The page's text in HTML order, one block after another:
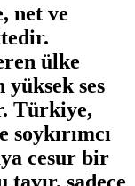
net ve
ülke
ses
Türkiye,
cesur bir
tavır, sadece